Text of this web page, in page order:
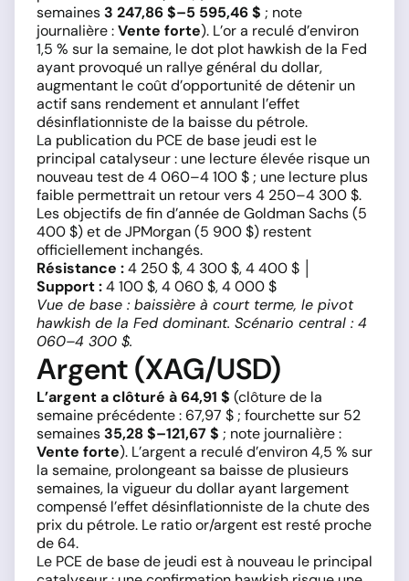
semaines3 247,86 $–5 595,46 $ ; note
journalière :Vente forte). L’or a reculé d’environ
1,5 % sur la semaine, le dot plot hawkish de la Fed
ayant provoqué un rallye général du dollar,
augmentant le coût d’opportunité de détenir un
actif sans rendement et annulant l’effet
désinflationniste de la baisse du pétrole.
La publication du PCE de base jeudi est le
principal catalyseur : une lecture élevée risque un
nouveau test de 4 060–4 100 $ ; une lecture plus
faible permettrait un retour vers 4 250–4 300 $.
Les objectifs de fin d’année de Goldman Sachs (5
400 $) et de JPMorgan (5 900 $) restent
officiellement inchangés.
Résistance :4 250 $, 4 300 $, 4 400 $ │
Support :4 100 $, 4 060 $, 4 000 $
Vue de base : baissière à court terme, le pivot
hawkish de la Fed dominant. Scénario central : 4
060–4 300 $.
Argent (XAG/USD)
L’argent a clôturé à 64,91 $ (clôture de la
semaine précédente : 67,97 $ ; fourchette sur 52
semaines35,28 $–121,67 $ ; note journalière :
Vente forte). L’argent a reculé d’environ 4,5 % sur
la semaine, prolongeant sa baisse de plusieurs
semaines, la vigueur du dollar ayant largement
compensé l’effet désinflationniste de la chute des
prix du pétrole. Le ratio or/argent est resté proche
de 64.
Le PCE de base de jeudi est à nouveau le principal